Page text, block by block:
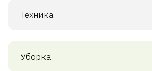
Техника
Уборка